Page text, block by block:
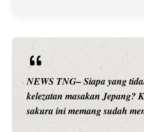
NEWS TNG– Siapa sangka,
hiburan, Nunung Srimulat
merambah dunia kuliner